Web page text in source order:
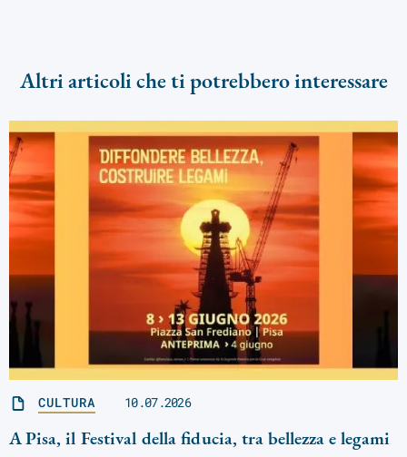
Altri articoli che ti potrebbero interessare
CULTURA 10.07.2026
A Pisa, il Festival della fiducia, tra bellezza e legami